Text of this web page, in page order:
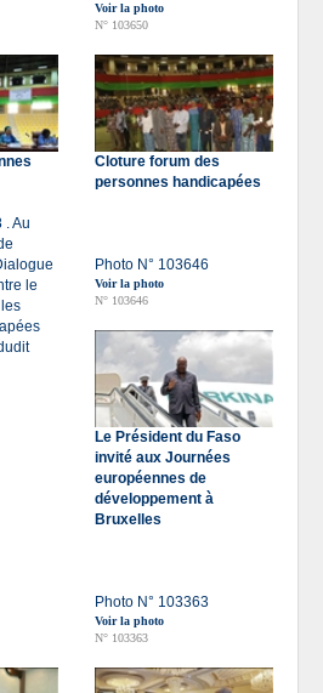
Voir la photo
N° 103650
. Au
le
Cloture forum des
personnes handicapées
Photo N° 103646
Voir la photo
N° 103646
Le Président du Faso
invité aux Journées
européennes de
développement à
Bruxelles
Photo N° 103363
Voir la photo
N° 103363